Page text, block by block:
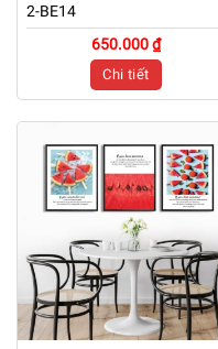
2-BE14
650.000 ₫
Chi tiết